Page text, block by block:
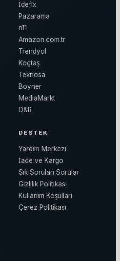
İdefix
Pazarama
n11
Amazon.com.tr
Trendyol
Koçtaş
Teknosa
Boyner
MediaMarkt
D&R
DESTEK
Yardım Merkezi
İade ve Kargo
Sık Sorulan Sorular
Gizlilik Politikası
Kullanım Koşulları
Çerez Politikası